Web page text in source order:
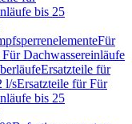
bis 25
Für
Dachwassereinläufe
Ersatzteile für
l/sErsatzteile für Für
bis 25